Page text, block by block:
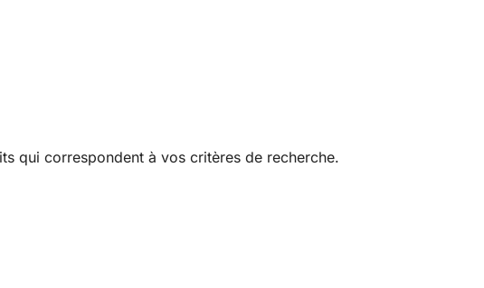
qui correspondent à vos critères de recherche.